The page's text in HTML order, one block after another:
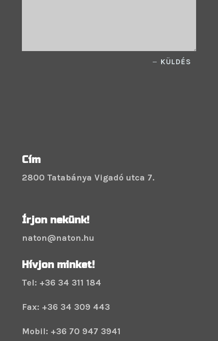
KÜLDÉS
Cím
2800 Tatabánya Vigadó utca 7.
Írjon nekünk!
naton@naton.hu
Hívjon minket!
Tel: +36 34 311 184
Fax: +36 34 309 443
Mobil: +36 70 947 3941